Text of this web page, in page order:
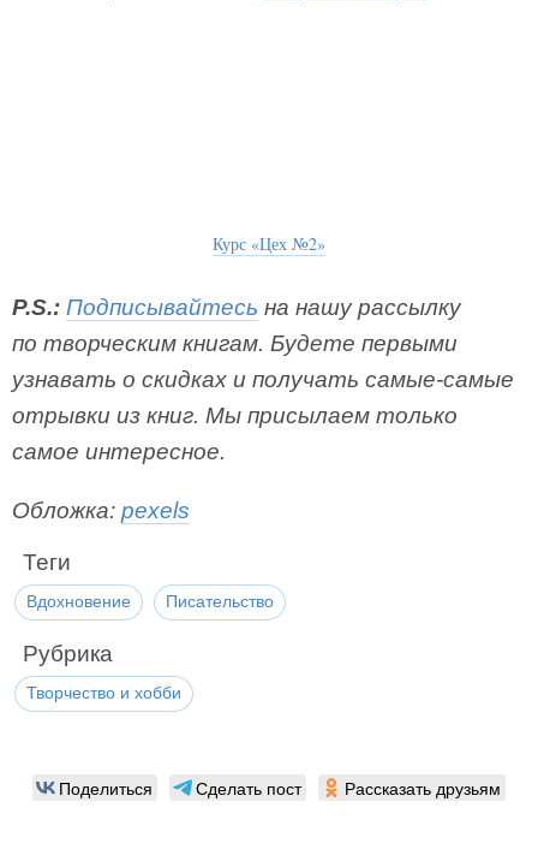
Курс «Цех №2»
P.S.: Подписывайтесь на нашу рассылку
по творческим книгам. Будете первыми
узнавать о скидках и получать самые-самые
отрывки из книг. Мы присылаем только
самое интересное.
Обложка: pexels
Теги
Вдохновение Писательство
Рубрика
Творчество и хобби
Поделиться Сделать пост Рассказать друзьям